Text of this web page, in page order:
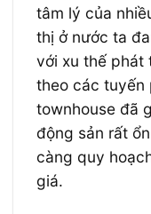
tâm lý của
thị ở nước ta
với xu thế phát
theo các tuyến
townhouse đã
động sản rất
càng quy
giá.